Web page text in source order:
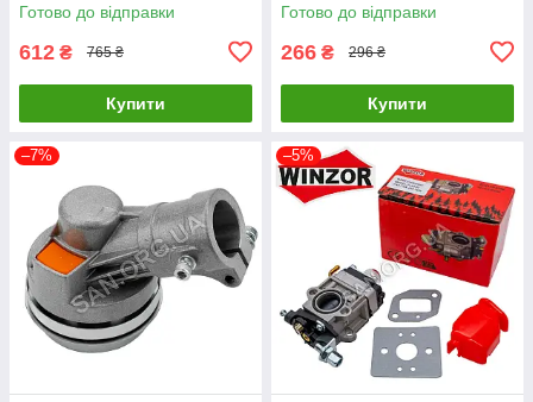
Готово до відправки
612 ₴ 765 ₴
Купити
Готово до відправки
266 ₴ 296 ₴
Купити
–7% –5%